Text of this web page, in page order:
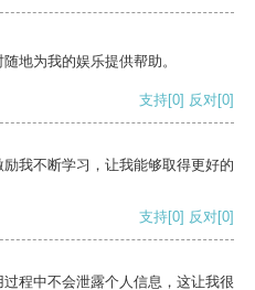
地为我的娱乐提供帮助。
支持[0] 反对[0]
我不断学习，让我能够取得更好的
支持[0] 反对[0]
程中不会泄露个人信息，这让我很